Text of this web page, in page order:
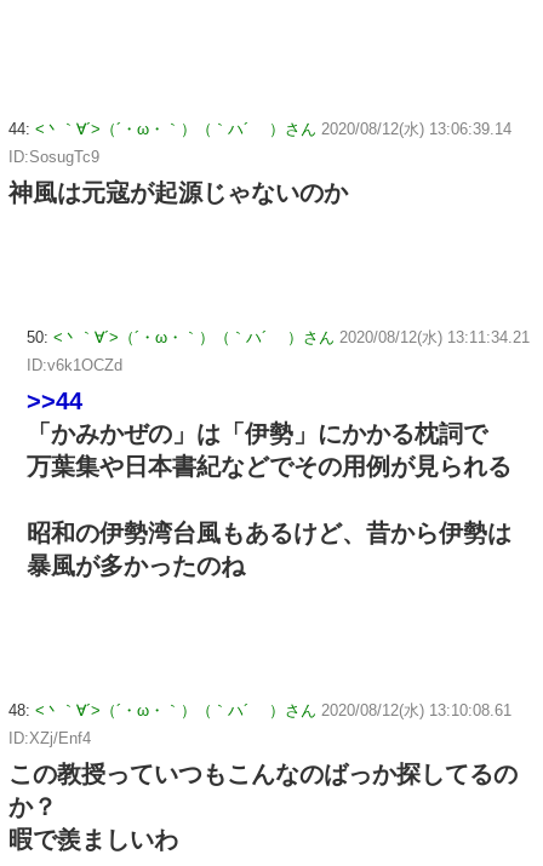
44: <丶｀∀´>（´・ω・｀）（｀ハ´ ）さん 2020/08/12(水) 13:06:39.14
ID:SosugTc9
神風は元寇が起源じゃないのか
50: <丶｀∀´>（´・ω・｀）（｀ハ´ ）さん 2020/08/12(水) 13:11:34.21
ID:v6k1OCZd
>>44
「かみかぜの」は「伊勢」にかかる枕詞で
万葉集や日本書紀などでその用例が見られる
昭和の伊勢湾台風もあるけど、昔から伊勢は
暴風が多かったのね
48: <丶｀∀´>（´・ω・｀）（｀ハ´ ）さん 2020/08/12(水) 13:10:08.61
ID:XZj/Enf4
この教授っていつもこんなのばっか探してるの
か？
暇で羨ましいわ